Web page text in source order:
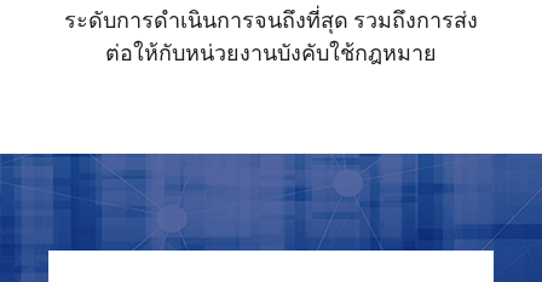
ระดับการดำเนินการจนถึงที่สุด รวมถึงการส่ง
ต่อให้กับหน่วยงานบังคับใช้กฎหมาย